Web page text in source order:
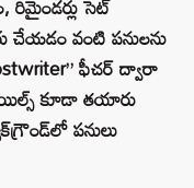
రిమైండర్లు సెట్
చేయడం వంటి పనులను
ఫీచర్ ద్వారా
కూడా తయారు
పనులు